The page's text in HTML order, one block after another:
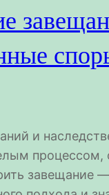
и
процессом,
завещание